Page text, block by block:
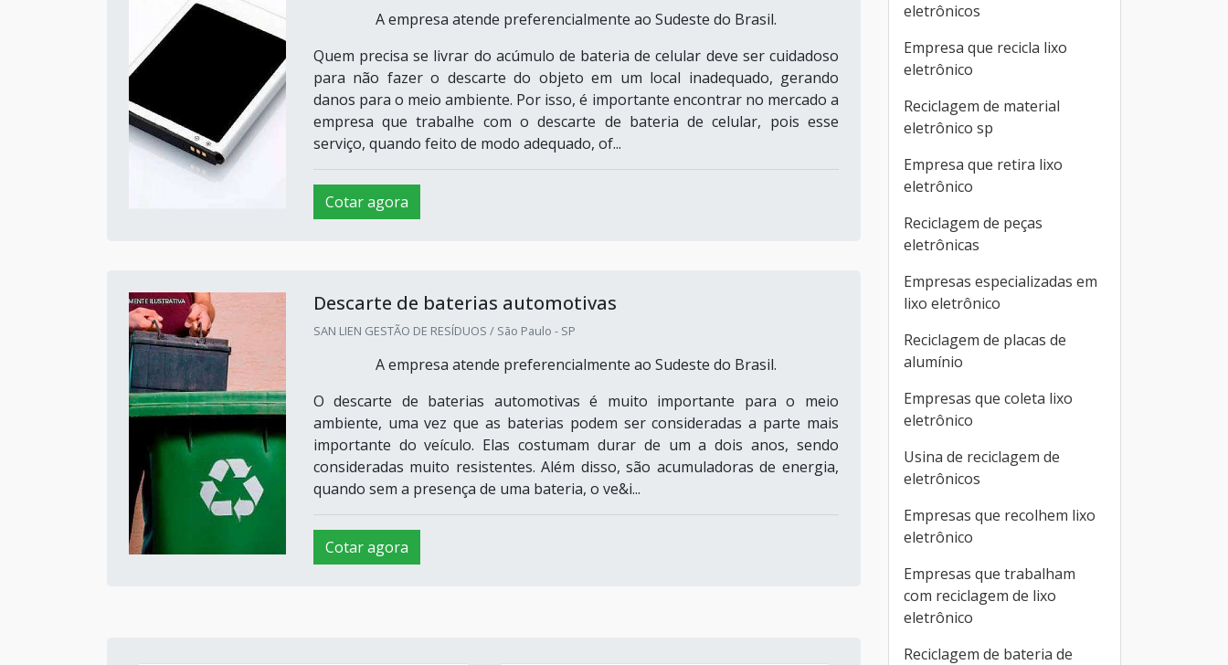
A empresa atende preferencialmente ao Sudeste do Brasil.
Quem precisa se livrar do acúmulo de bateria de celular deve ser cuidadoso
para não fazer o descarte do objeto em um local inadequado, gerando
danos para o meio ambiente. Por isso, é importante encontrar no mercado a
empresa que trabalhe com o descarte de bateria de celular, pois esse
serviço, quando feito de modo adequado, of...
Cotar agora
Descarte de baterias automotivas
SAN LIEN GESTÃO DE RESÍDUOS / São Paulo - SP
A empresa atende preferencialmente ao Sudeste do Brasil.
O descarte de baterias automotivas é muito importante para o meio
ambiente, uma vez que as baterias podem ser consideradas a parte mais
importante do veículo. Elas costumam durar de um a dois anos, sendo
consideradas muito resistentes. Além disso, são acumuladoras de energia,
quando sem a presença de uma bateria, o ve&i...
Cotar agora
eletrônicos
Empresa que recicla lixo
eletrônico
Reciclagem de material
eletrônico sp
Empresa que retira lixo
eletrônico
Reciclagem de peças
eletrônicas
Empresas especializadas em
lixo eletrônico
Reciclagem de placas de
alumínio
Empresas que coleta lixo
eletrônico
Usina de reciclagem de
eletrônicos
Empresas que recolhem lixo
eletrônico
Empresas que trabalham
com reciclagem de lixo
eletrônico
Reciclagem de bateria de